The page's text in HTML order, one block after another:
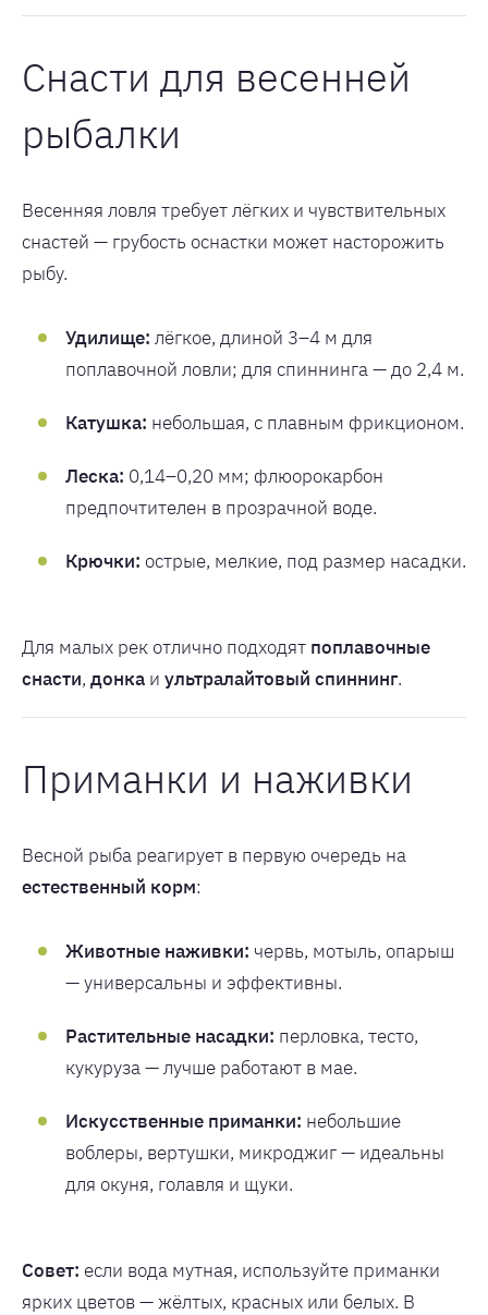
Снасти для весенней
рыбалки
Весенняя ловля требует лёгких и чувствительных
снастей — грубость оснастки может насторожить
рыбу.
Удилище: лёгкое, длиной 3–4 м для
поплавочной ловли; для спиннинга — до 2,4 м.
Катушка: небольшая, с плавным фрикционом.
Леска: 0,14–0,20 мм; флюорокарбон
предпочтителен в прозрачной воде.
Крючки: острые, мелкие, под размер насадки.
Для малых рек отлично подходят поплавочные
снасти, донка и ультралайтовый спиннинг.
Приманки и наживки
Весной рыба реагирует в первую очередь на
естественный корм:
Животные наживки: червь, мотыль, опарыш
— универсальны и эффективны.
Растительные насадки: перловка, тесто,
кукуруза — лучше работают в мае.
Искусственные приманки: небольшие
воблеры, вертушки, микроджиг — идеальны
для окуня, голавля и щуки.
Совет: если вода мутная, используйте приманки
ярких цветов — жёлтых, красных или белых. В